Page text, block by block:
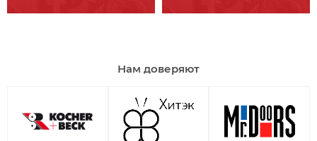
Нам доверяют